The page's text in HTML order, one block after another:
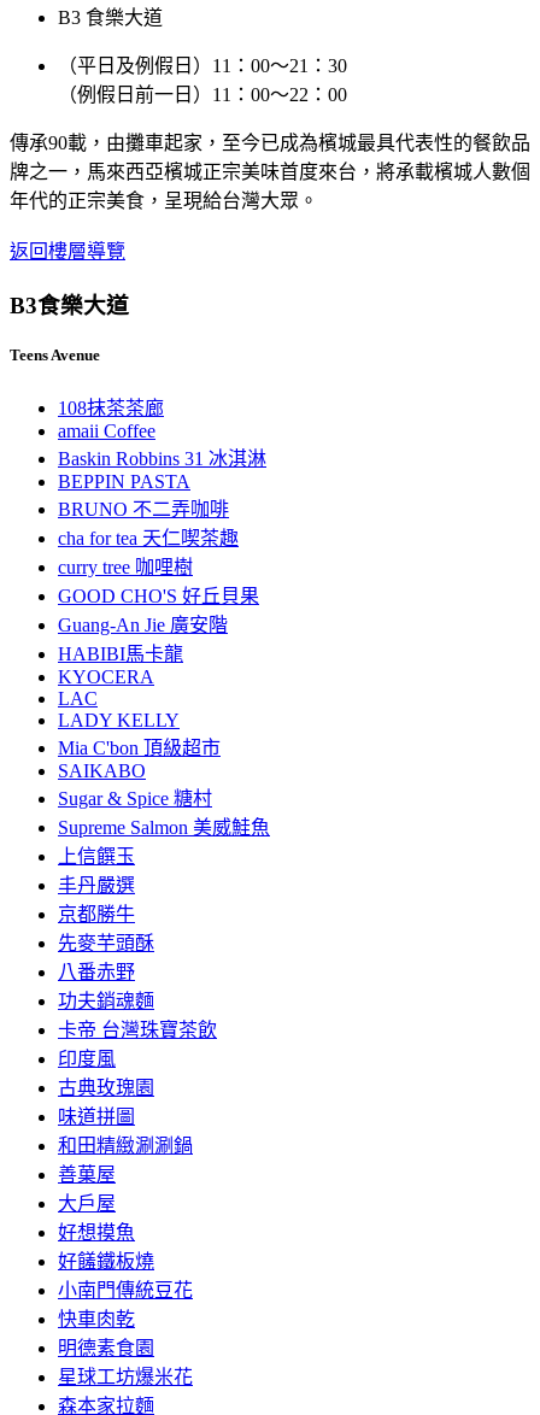
B3 食樂大道
（平日及例假日）11：00～21：30
（例假日前一日）11：00～22：00
傳承90載，由攤車起家，至今已成為檳城最具代表性的餐飲品
牌之一，馬來西亞檳城正宗美味首度來台，將承載檳城人數個
年代的正宗美食，呈現給台灣大眾。
返回樓層導覽
B3食樂大道
Teens Avenue
108抹茶茶廊
amaii Coffee
Baskin Robbins 31 冰淇淋
BEPPIN PASTA
BRUNO 不二弄咖啡
cha for tea 天仁喫茶趣
curry tree 咖哩樹
GOOD CHO'S 好丘貝果
Guang-An Jie 廣安階
HABIBI馬卡龍
KYOCERA
LAC
LADY KELLY
Mia C'bon 頂級超市
SAIKABO
Sugar & Spice 糖村
Supreme Salmon 美威鮭魚
上信饌玉
丰丹嚴選
京都勝牛
先麥芋頭酥
八番赤野
功夫銷魂麵
卡帝 台灣珠寶茶飲
印度風
古典玫瑰園
味道拼圖
和田精緻涮涮鍋
善菓屋
大戶屋
好想摸魚
好饈鐵板燒
小南門傳統豆花
快車肉乾
明德素食園
星球工坊爆米花
森本家拉麵